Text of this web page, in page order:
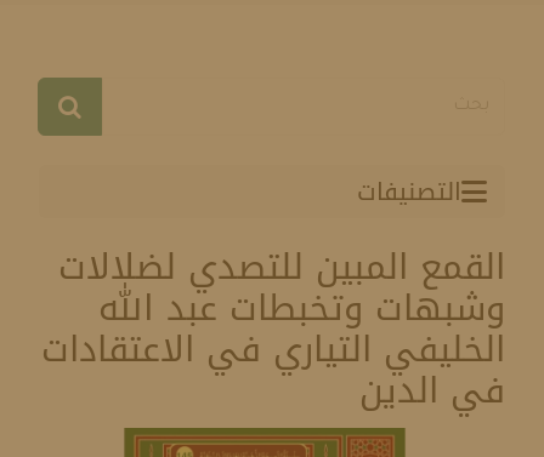
التصنيفات
القمع المبين للتصدي لضلالات
وشبهات وتخبطات عبد الله
الخليفي التياري في الاعتقادات
في الدين